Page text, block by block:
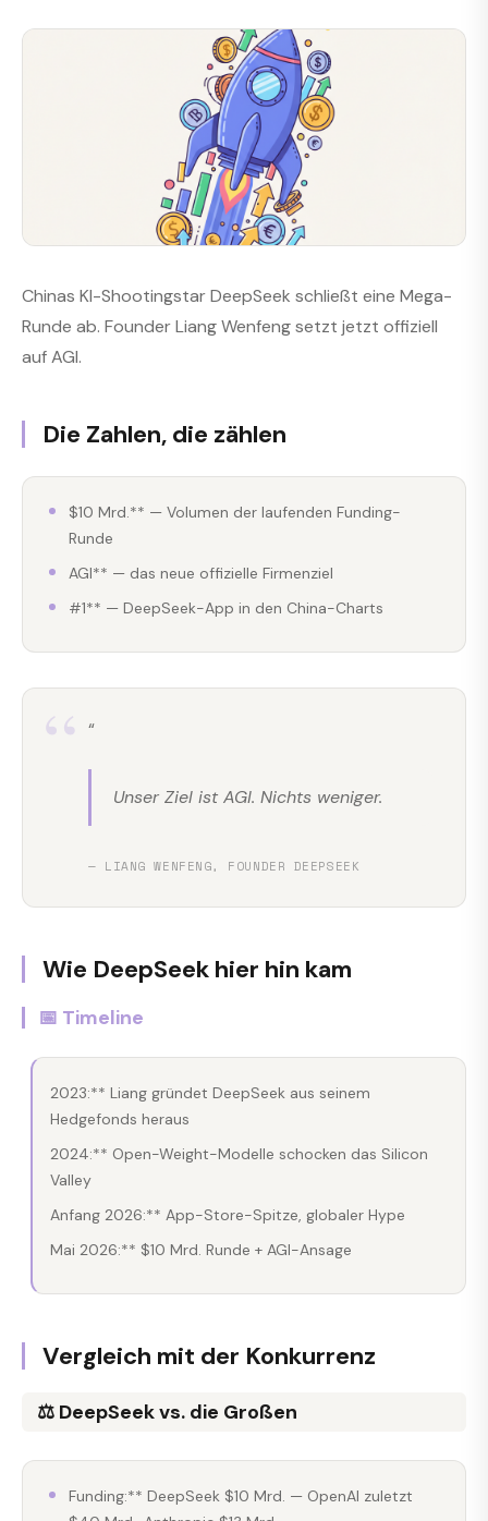
Chinas KI-Shootingstar DeepSeek schließt eine Mega-
Runde ab. Founder Liang Wenfeng setzt jetzt offiziell
auf AGI.
Die Zahlen, die zählen
$10 Mrd.** — Volumen der laufenden Funding-
Runde
AGI** — das neue offizielle Firmenziel
#1** — DeepSeek-App in den China-Charts
“
Unser Ziel ist AGI. Nichts weniger.
— LIANG WENFENG, FOUNDER DEEPSEEK
Wie DeepSeek hier hin kam
📅 Timeline
2023:** Liang gründet DeepSeek aus seinem
Hedgefonds heraus
2024:** Open-Weight-Modelle schocken das Silicon
Valley
Anfang 2026:** App-Store-Spitze, globaler Hype
Mai 2026:** $10 Mrd. Runde + AGI-Ansage
Vergleich mit der Konkurrenz
⚖️ DeepSeek vs. die Großen
Funding:** DeepSeek $10 Mrd. — OpenAI zuletzt